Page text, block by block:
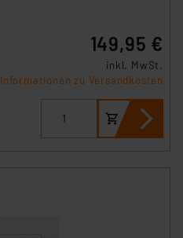
149,95 €
inkl. MwSt.
Informationen zu Versandkosten